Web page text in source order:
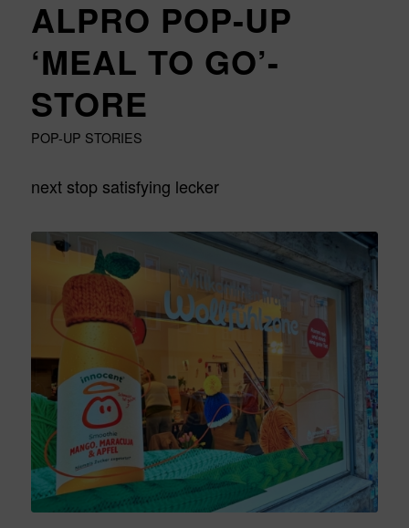
ALPRO POP-UP
‘MEAL TO GO’-
STORE
POP-UP STORIES
next stop satisfying lecker